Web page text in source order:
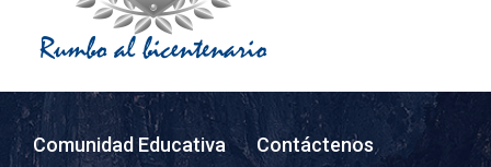
Comunidad Educativa Contáctenos